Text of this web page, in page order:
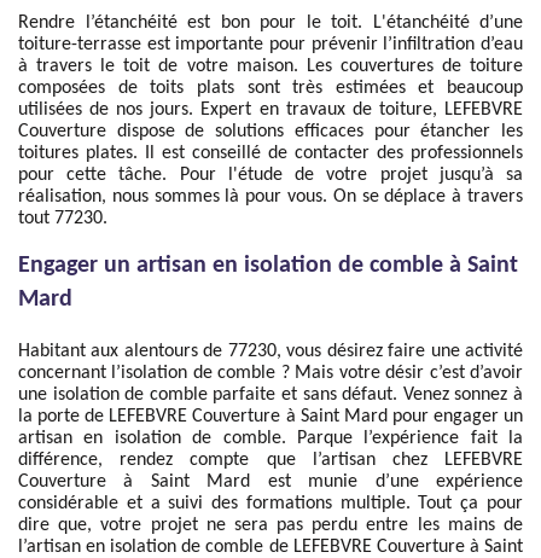
Rendre l’étanchéité est bon pour le toit. L'étanchéité d’une
toiture-terrasse est importante pour prévenir l’infiltration d’eau
à travers le toit de votre maison. Les couvertures de toiture
composées de toits plats sont très estimées et beaucoup
utilisées de nos jours. Expert en travaux de toiture, LEFEBVRE
Couverture dispose de solutions efficaces pour étancher les
toitures plates. Il est conseillé de contacter des professionnels
pour cette tâche. Pour l'étude de votre projet jusqu’à sa
réalisation, nous sommes là pour vous. On se déplace à travers
tout 77230.
Engager un artisan en isolation de comble à Saint
Mard
Habitant aux alentours de 77230, vous désirez faire une activité
concernant l’isolation de comble ? Mais votre désir c’est d’avoir
une isolation de comble parfaite et sans défaut. Venez sonnez à
la porte de LEFEBVRE Couverture à Saint Mard pour engager un
artisan en isolation de comble. Parque l’expérience fait la
différence, rendez compte que l’artisan chez LEFEBVRE
Couverture à Saint Mard est munie d’une expérience
considérable et a suivi des formations multiple. Tout ça pour
dire que, votre projet ne sera pas perdu entre les mains de
l’artisan en isolation de comble de LEFEBVRE Couverture à Saint